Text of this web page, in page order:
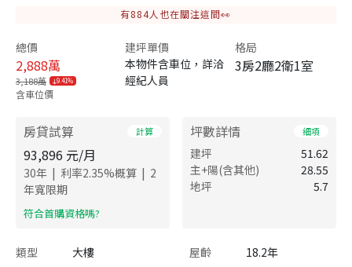
有884人也在關注這間👀
總價
2,888萬
3,188萬 9.41%
含車位價
建坪單價
本物件含車位，詳洽
經紀人員
格局
3房2廳2衛1室
房貸試算 計算
93,896 元/月
30年 | 利率2.35%概算 | 2
年寬限期
​符合首購資格嗎?
坪數詳情 細項
建坪
51.62
主+陽(含其他)
28.55
地坪
5.7
類型 大樓 屋齡
18.2年